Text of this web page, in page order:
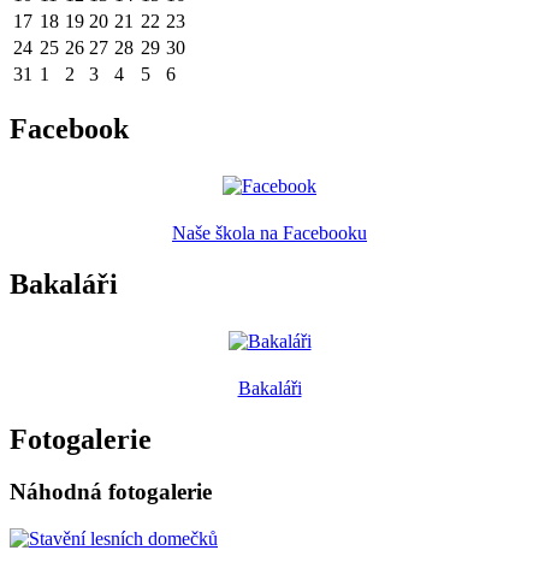
17 18 19 20 21 22 23
24 25 26 27 28 29 30
31 1 2 3 4 5 6
Facebook
Naše škola na Facebooku
Bakaláři
Bakaláři
Fotogalerie
Náhodná fotogalerie